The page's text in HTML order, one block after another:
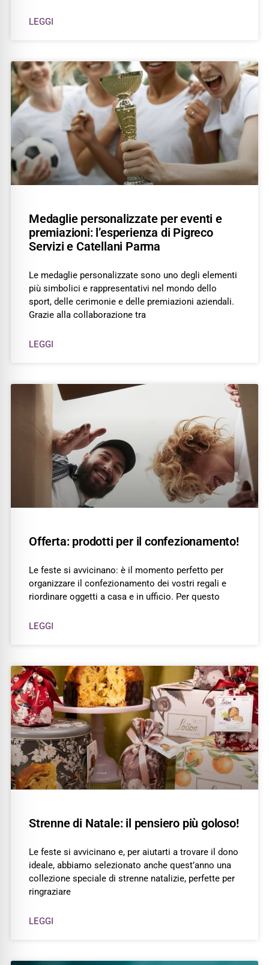
LEGGI
Medaglie personalizzate per eventi e
premiazioni: l’esperienza di Pigreco
Servizi e Catellani Parma
Le medaglie personalizzate sono uno degli elementi
più simbolici e rappresentativi nel mondo dello
sport, delle cerimonie e delle premiazioni aziendali.
Grazie alla collaborazione tra
LEGGI
Offerta: prodotti per il confezionamento!
Le feste si avvicinano: è il momento perfetto per
organizzare il confezionamento dei vostri regali e
riordinare oggetti a casa e in ufficio. Per questo
LEGGI
Strenne di Natale: il pensiero più goloso!
Le feste si avvicinano e, per aiutarti a trovare il dono
ideale, abbiamo selezionato anche quest’anno una
collezione speciale di strenne natalizie, perfette per
ringraziare
LEGGI